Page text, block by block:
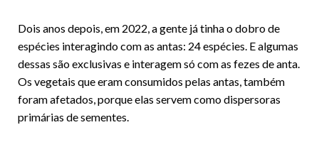
Dois anos depois, em 2022, a gente já tinha o dobro de
espécies interagindo com as antas: 24 espécies. E algumas
dessas são exclusivas e interagem só com as fezes de anta.
Os vegetais que eram consumidos pelas antas, também
foram afetados, porque elas servem como dispersoras
primárias de sementes.